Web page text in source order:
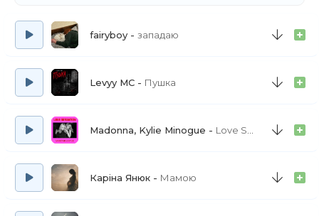
fairyboy западаю
Levyy MC Пушка
Madonna, Kylie Minogue Love Sensation - Afterhours Radio Edit
Каріна Янюк Мамою